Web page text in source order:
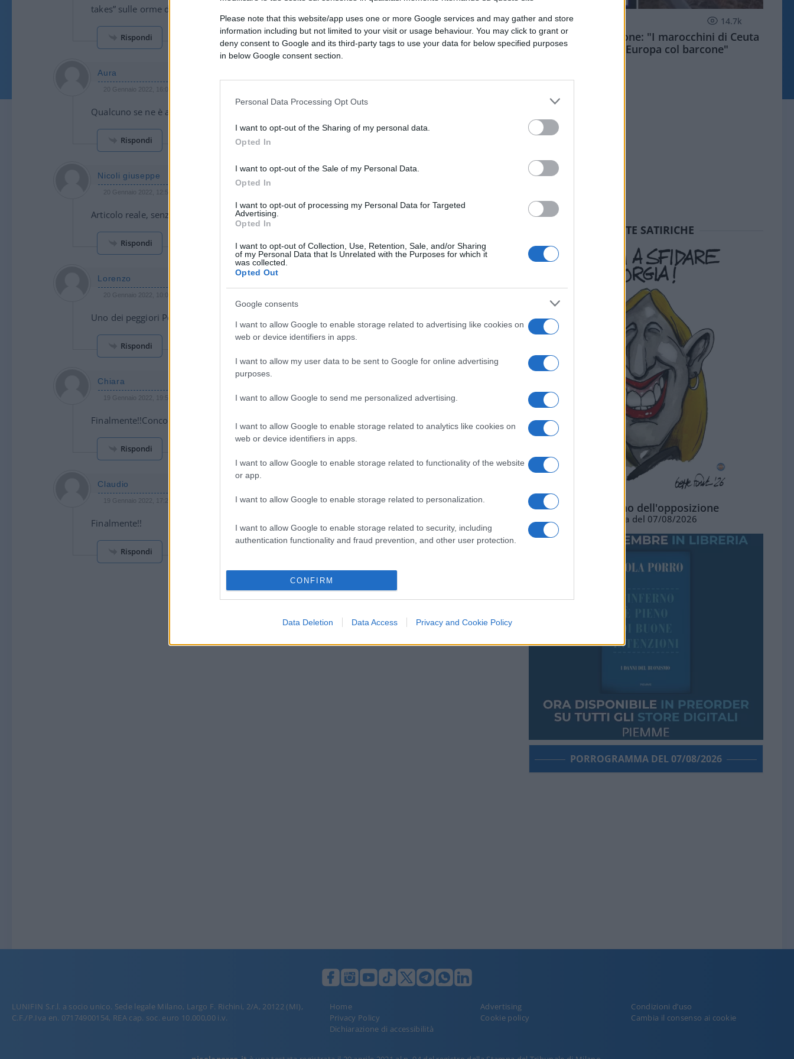
Please note that this website/app uses one or more Google services and may gather and store
information including but not limited to your visit or usage behaviour. You may click to grant or
deny consent to Google and its third-party tags to use your data for below specified purposes
in below Google consent section.
Personal Data Processing Opt Outs
I want to opt-out of the Sharing of my personal data.
Opted In
I want to opt-out of the Sale of my Personal Data.
Opted In
I want to opt-out of processing my Personal Data for Targeted
Advertising.
Opted In
I want to opt-out of Collection, Use, Retention, Sale, and/or Sharing
of my Personal Data that Is Unrelated with the Purposes for which it
was collected.
Opted Out
Google consents
I want to allow Google to enable storage related to advertising like cookies on
web or device identifiers in apps.
I want to allow my user data to be sent to Google for online advertising
purposes.
I want to allow Google to send me personalized advertising.
I want to allow Google to enable storage related to analytics like cookies on
web or device identifiers in apps.
I want to allow Google to enable storage related to functionality of the website
or app.
I want to allow Google to enable storage related to personalization.
I want to allow Google to enable storage related to security, including
authentication functionality and fraud prevention, and other user protection.
CONFIRM
Data Deletion Data Access Privacy and Cookie Policy
takes” sulle orme della Grecia sbranata dalla finanza.
Rispondi
Aura
20 Gennaio 2022, 16:05 16:05
Qualcuno se ne è accorto. Ma sono sempre i più forti
Rispondi
Nicoli giuseppe
20 Gennaio 2022, 12:59 12:59
Articolo reale, senza bisogno di commenti.
Rispondi
Lorenzo
20 Gennaio 2022, 10:06 10:06
Uno dei peggiori PdR all time …
Rispondi
Chiara
19 Gennaio 2022, 19:54 19:54
Finalmente!!Concordo su tutto.In più aggiungerei l’assordante silenzio dopo il “caso Palamara”
Rispondi
Claudio
19 Gennaio 2022, 17:25 17:25
Finalmente!!
Rispondi
Carica altri commenti
ESTERI 14.7k
Meloni aveva ragione: "I marocchini di Ceuta
sbarcano in Europa col barcone"
SEDUTE SATIRICHE
L'ottimismo dell'opposizione
Vignetta del 07/08/2026
PORROGRAMMA DEL 07/08/2026
LUNIFIN S.r.l. a socio unico. Sede legale Milano, Largo F. Richini, 2/A, 20122 (MI),
C.F./P.Iva en. 07174900154, REA cap. soc. euro 10.000,00 i.v.
Home Advertising
Condizioni d’uso
Privacy Policy
Cookie policy
Cambia il consenso ai cookie
Dichiarazione di accessibilità